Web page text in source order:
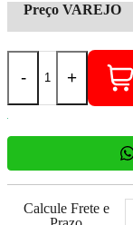
Preço VAREJO
- +
Calcule Frete e